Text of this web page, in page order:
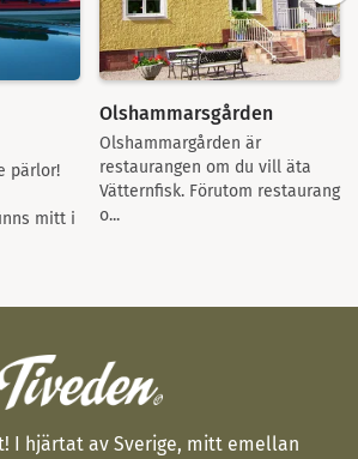
pärlor!
mitt i
Olshammarsgården
Olshammargården är
restaurangen om du vill äta
Vätternfisk. Förutom restaurang
o...
I hjärtat av Sverige, mitt emellan